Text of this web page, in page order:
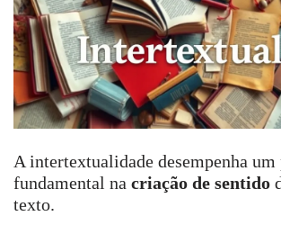
A intertextualidade desempenha um
fundamental na criação de sentido
texto.